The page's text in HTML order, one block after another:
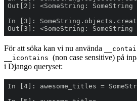
Out[3]: <SomeString:
För att söka kan vi nu använda
__icontains (non case sensitive) på
i Django queryset: